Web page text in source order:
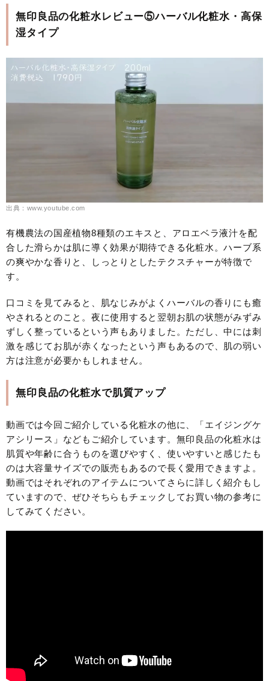
無印良品の化粧水レビュー⑤ハーバル化粧水・高保
湿タイプ
出典：www.youtube.com
有機農法の国産植物8種類のエキスと、アロエベラ液汁を配
合した滑らかは肌に導く効果が期待できる化粧水。ハーブ系
の爽やかな香りと、しっとりとしたテクスチャーが特徴で
す。
口コミを見てみると、肌なじみがよくハーバルの香りにも癒
やされるとのこと。夜に使用すると翌朝お肌の状態がみずみ
ずしく整っているという声もありました。ただし、中には刺
激を感じてお肌が赤くなったという声もあるので、肌の弱い
方は注意が必要かもしれません。
無印良品の化粧水で肌質アップ
動画では今回ご紹介している化粧水の他に、「エイジングケ
アシリース」などもご紹介しています。無印良品の化粧水は
肌質や年齢に合うものを選びやすく、使いやすいと感じたも
のは大容量サイズでの販売もあるので長く愛用できますよ。
動画ではそれぞれのアイテムについてさらに詳しく紹介もし
ていますので、ぜひそちらもチェックしてお買い物の参考に
してみてください。